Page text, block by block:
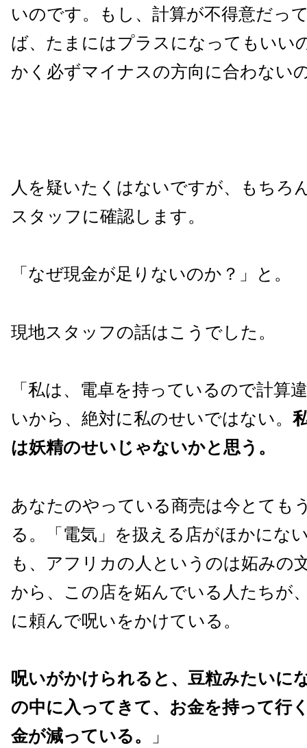
いのです。もし、計算が不得意だっ
ば、たまにはプラスになってもいい
かく必ずマイナスの方向に合わない
人を疑いたくはないですが、もちろ
スタッフに確認します。
「なぜ現金が足りないのか？」と。
現地スタッフの話はこうでした。
「私は、電卓を持っているので計算
いから、絶対に私のせいではない。
は妖精のせいじゃないかと思う。
あなたのやっている商売は今とても
る。「電気」を扱える店がほかにな
も、アフリカの人というのは妬みの
から、この店を妬んでいる人たちが
に頼んで呪いをかけている。
呪いがかけられると、豆粒みたいに
の中に入ってきて、お金を持って行
金が減っている。
」